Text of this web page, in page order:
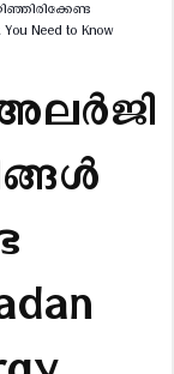
Need to Know